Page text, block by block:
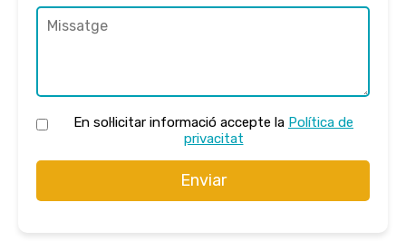
En sol·licitar informació accepte la Política de
privacitat
Enviar